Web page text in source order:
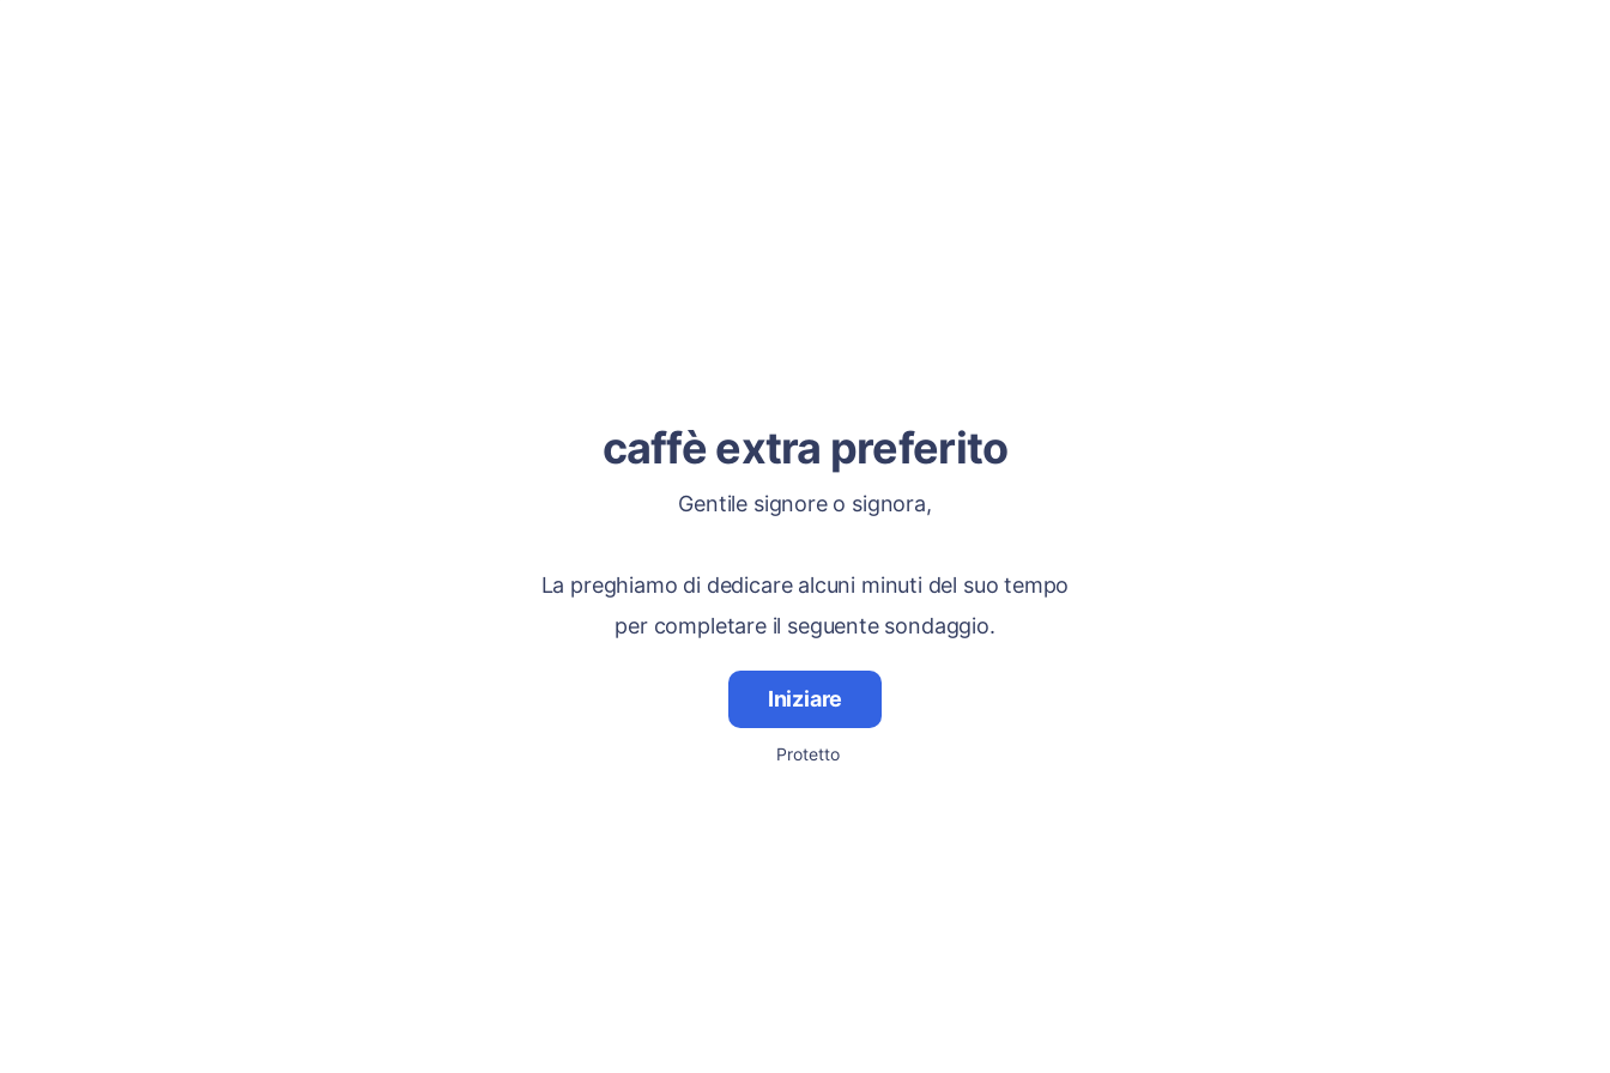
caffè extra preferito
Gentile signore o signora,
La preghiamo di dedicare alcuni minuti del suo tempo
per completare il seguente sondaggio.
Iniziare
Protetto